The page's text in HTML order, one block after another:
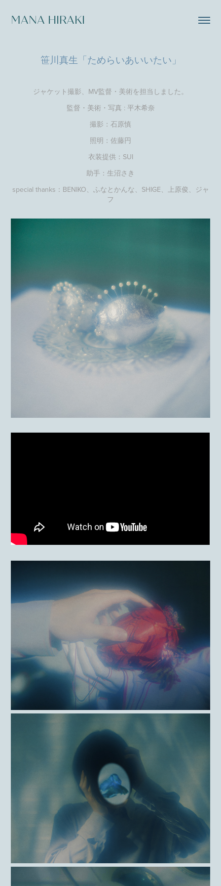
MANA HIRAKI
笹川真生「ためらいあいいたい」
ジャケット撮影、MV監督・美術を担当しました。
監督・美術・写真 : 平木希奈
撮影：石原慎
照明：佐藤円
衣装提供：SUI
助手：生沼さき
special thanks：BENIKO、ふなとかんな、SHIGE、上原俊、ジャ
フ